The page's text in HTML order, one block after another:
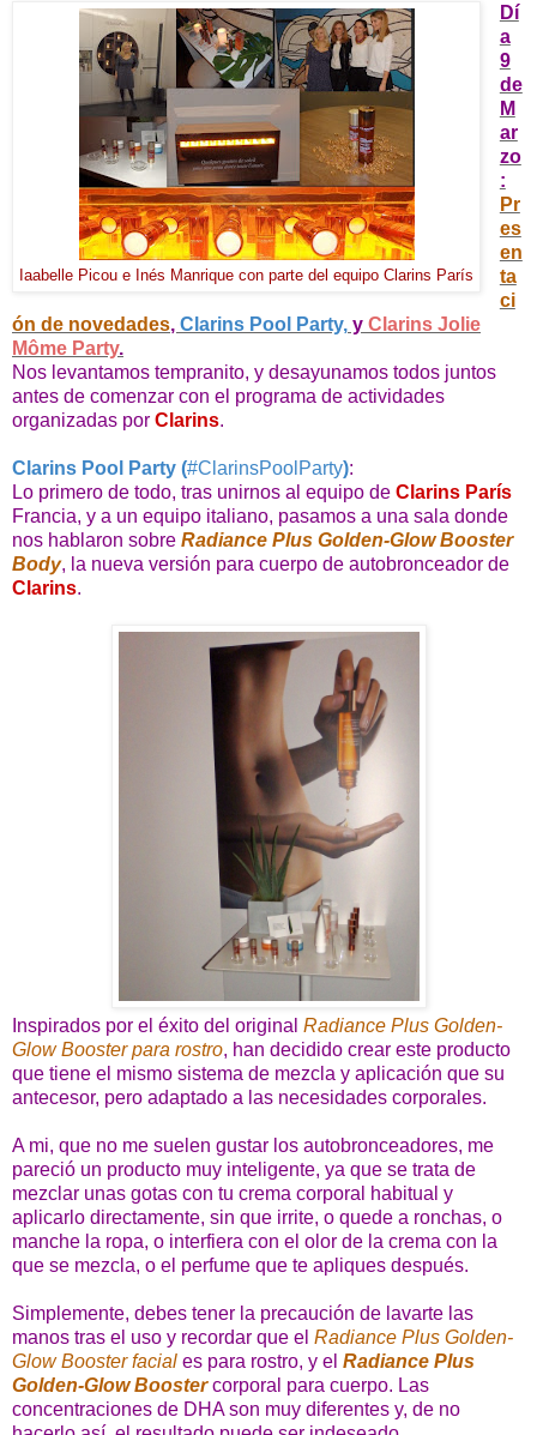
Iaabelle Picou e Inés Manrique con parte del equipo Clarins París
Dí
a
9
de
M
ar
zo
:
Pr
es
en
ta
ci
ón de novedades, Clarins Pool Party, y Clarins Jolie
Môme Party.
Nos levantamos tempranito, y desayunamos todos juntos
antes de comenzar con el programa de actividades
organizadas por Clarins.
Clarins Pool Party (#ClarinsPoolParty):
Lo primero de todo, tras unirnos al equipo de Clarins París
Francia, y a un equipo italiano, pasamos a una sala donde
nos hablaron sobre Radiance Plus Golden-Glow Booster
Body, la nueva versión para cuerpo de autobronceador de
Clarins.
Inspirados por el éxito del original Radiance Plus Golden-
Glow Booster para rostro, han decidido crear este producto
que tiene el mismo sistema de mezcla y aplicación que su
antecesor, pero adaptado a las necesidades corporales.
A mi, que no me suelen gustar los autobronceadores, me
pareció un producto muy inteligente, ya que se trata de
mezclar unas gotas con tu crema corporal habitual y
aplicarlo directamente, sin que irrite, o quede a ronchas, o
manche la ropa, o interfiera con el olor de la crema con la
que se mezcla, o el perfume que te apliques después.
Simplemente, debes tener la precaución de lavarte las
manos tras el uso y recordar que el Radiance Plus Golden-
Glow Booster facial es para rostro, y el Radiance Plus
Golden-Glow Boostercorporal para cuerpo. Las
concentraciones de DHA son muy diferentes y, de no